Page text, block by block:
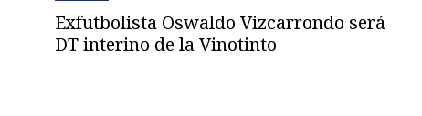
Exfutbolista Oswaldo Vizcarrondo será
DT interino de la Vinotinto